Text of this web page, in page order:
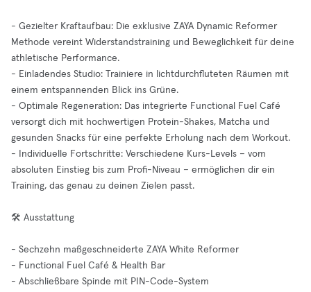
- Gezielter Kraftaufbau: Die exklusive ZAYA Dynamic Reformer
Methode vereint Widerstandstraining und Beweglichkeit für deine
athletische Performance.
- Einladendes Studio: Trainiere in lichtdurchfluteten Räumen mit
einem entspannenden Blick ins Grüne.
- Optimale Regeneration: Das integrierte Functional Fuel Café
versorgt dich mit hochwertigen Protein-Shakes, Matcha und
gesunden Snacks für eine perfekte Erholung nach dem Workout.
- Individuelle Fortschritte: Verschiedene Kurs-Levels – vom
absoluten Einstieg bis zum Profi-Niveau – ermöglichen dir ein
Training, das genau zu deinen Zielen passt.
🛠️ Ausstattung
- Sechzehn maßgeschneiderte ZAYA White Reformer
- Functional Fuel Café & Health Bar
- Abschließbare Spinde mit PIN-Code-System